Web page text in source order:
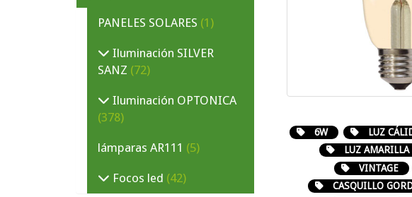
6W LUZ
LUZ AMARILLA
VINTAGE
CASQUILLO
PANELES SOLARES (1)
Iluminación SILVER
SANZ (72)
Iluminación OPTONICA
(378)
lámparas AR111 (5)
Focos led (42)